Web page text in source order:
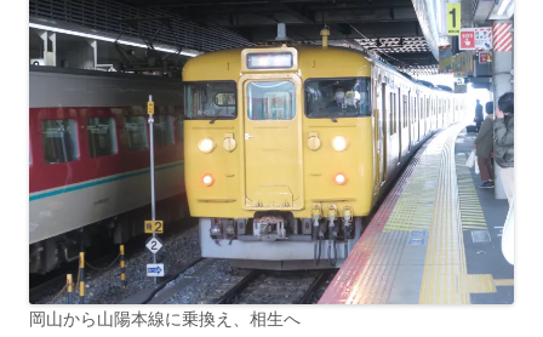
岡山から山陽本線に乗換え、相生へ